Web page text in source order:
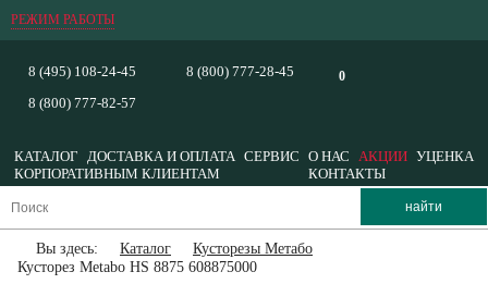
РЕЖИМ РАБОТЫ
0
8 (495) 108-24-45
8 (800) 777-82-57
8 (800) 777-28-45
КАТАЛОГ ДОСТАВКА И ОПЛАТА СЕРВИС О НАС АКЦИИ УЦЕНКА
КОРПОРАТИВНЫМ КЛИЕНТАМ
КОНТАКТЫ
Вы здесь: Каталог
Кусторезы Метабо
Кусторез Metabo HS 8875 608875000